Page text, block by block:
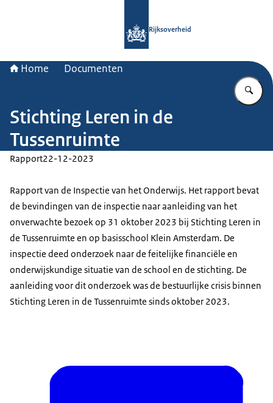
Rijksoverheid
Home Documenten
Stichting Leren in de
Tussenruimte
Rapport22-12-2023
Rapport van de Inspectie van het Onderwijs. Het rapport bevat
de bevindingen van de inspectie naar aanleiding van het
onverwachte bezoek op 31 oktober 2023 bij Stichting Leren in
de Tussenruimte en op basisschool Klein Amsterdam. De
inspectie deed onderzoek naar de feitelijke financiële en
onderwijskundige situatie van de school en de stichting. De
aanleiding voor dit onderzoek was de bestuurlijke crisis binnen
Stichting Leren in de Tussenruimte sinds oktober 2023.